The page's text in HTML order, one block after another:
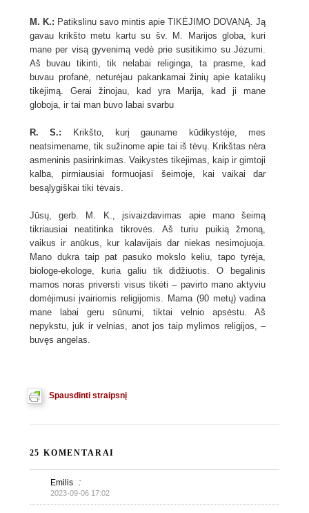
M. K.: Patikslinu savo mintis apie TIKĖJIMO DOVANĄ. Ją
gavau krikšto metu kartu su šv. M. Marijos globa, kuri
mane per visą gyvenimą vedė prie susitikimo su Jėzumi.
Aš buvau tikinti, tik nelabai religinga, ta prasme, kad
buvau profanė, neturėjau pakankamai žinių apie katalikų
tikėjimą. Gerai žinojau, kad yra Marija, kad ji mane
globoja, ir tai man buvo labai svarbu
R. S.:
Krikšto, kurį gauname kūdikystėje, mes
neatsimename, tik sužinome apie tai iš tėvų. Krikštas nėra
asmeninis pasirinkimas. Vaikystės tikėjimas, kaip ir gimtoji
kalba, pirmiausiai formuojasi šeimoje, kai vaikai dar
besąlygiškai tiki tėvais.
Jūsų, gerb. M. K., įsivaizdavimas apie mano šeimą
tikriausiai neatitinka tikrovės. Aš turiu puikią žmoną,
vaikus ir anūkus, kur kalavijais dar niekas nesimojuoja.
Mano dukra taip pat pasuko mokslo keliu, tapo tyrėja,
biologe-ekologe, kuria galiu tik didžiuotis. O begalinis
mamos noras priversti visus tikėti – pavirto mano aktyviu
domėjimusi įvairiomis religijomis. Mama (90 metų) vadina
mane labai geru sūnumi, tiktai velnio apsėstu. Aš
nepykstu, juk ir velnias, anot jos taip mylimos religijos, –
buvęs angelas.
Spausdinti straipsnį
25 KOMENTARAI
Emilis :
2023-09-06 17:02